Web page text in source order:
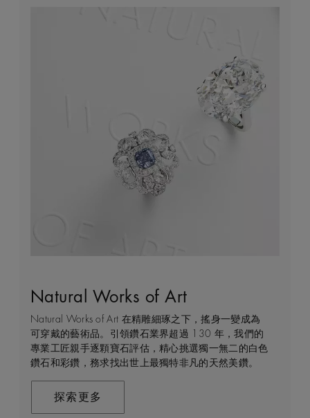
Natural Works of Art
Natural Works of Art 在精雕細琢之下，搖身一變成為
可穿戴的藝術品。引領鑽石業界超過 130 年，我們的
專業工匠親手逐顆寶石評估，精心挑選獨一無二的白色
鑽石和彩鑽，務求找出世上最獨特非凡的天然美鑽。
探索更多
鑽石珠寶創作的藝術
De Beers 作為鑽石珠寶藝術的領導者，在鑽石之旅的
每個階段 —— 從鑽石原石的開採到打造成世代相傳的
瑰寶 —— 均擁有舉足輕重的獨特地位。 我們探索並揭
示大自然的珍稀寶藏所潛藏的醉人魅力，精心創造出工
在這趟追尋極致瑰寶的旅程，對完美的追求與卓越的專
建設永恒
我們每天都能親眼目感受天然美鑽何等珍貴，對佩戴者
和製作過程中的所有人而言，鑽石都是大自然的瑰寶。
因此我們致力確保每顆鑽石都能對開採地當地的人民和
環境帶來長久的正面影響。我們將此承諾稱為「建設永
探索更多
客戶服務
不論您身處家中或到訪我們其中一間商店，我們都渴望
能為您提供度身訂造的購物體驗。預約親臨精品店或線
上購物體驗，即可透過私人諮詢得到專家協助和指導。
聯絡我們